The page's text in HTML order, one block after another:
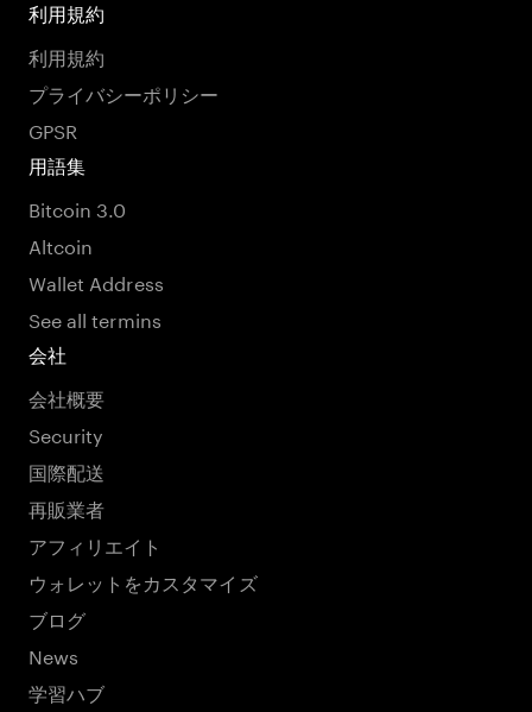
利用規約
利用規約
プライバシーポリシー
GPSR
用語集
Bitcoin 3.0
Altcoin
Wallet Address
See all termins
会社
会社概要
Security
国際配送
再販業者
アフィリエイト
ウォレットをカスタマイズ
ブログ
News
学習ハブ